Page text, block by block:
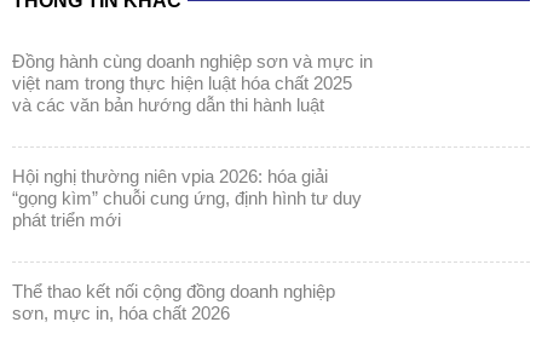
đồng hành cùng doanh nghiệp sơn và mực in
việt nam trong thực hiện luật hóa chất 2025
và các văn bản hướng dẫn thi hành luật
hội nghị thường niên vpia 2026: hóa giải
“gọng kìm” chuỗi cung ứng, định hình tư duy
phát triển mới
thể thao kết nối cộng đồng doanh nghiệp
sơn, mực in, hóa chất 2026